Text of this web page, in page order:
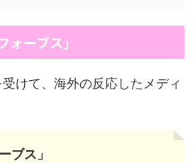
ーブス」
けて、海外の反応したメディ
ブス」